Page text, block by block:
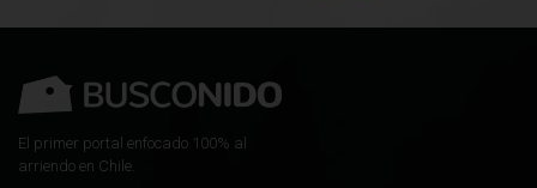
El primer portal enfocado 100% al
arriendo en Chile.